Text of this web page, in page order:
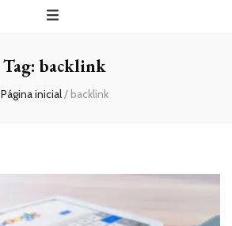
Agito
Tag: backlink
Página inicial/ backlink